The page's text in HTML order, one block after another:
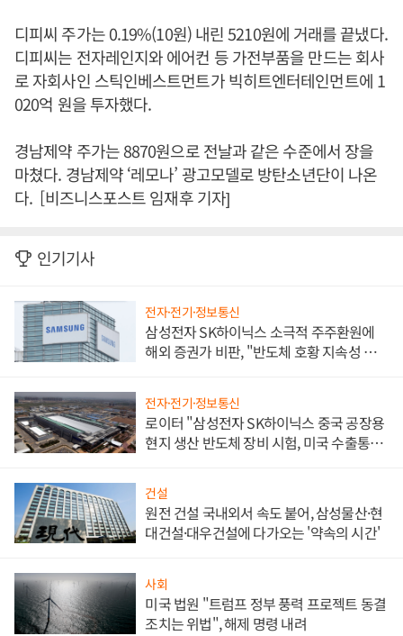
디피씨 주가는 0.19%(10원) 내린 5210원에 거래를 끝냈다.
디피씨는 전자레인지와 에어컨 등 가전부품을 만드는 회사
로 자회사인 스틱인베스트먼트가 빅히트엔터테인먼트에 1
020억 원을 투자했다.
경남제약 주가는 8870원으로 전날과 같은 수준에서 장을
마쳤다. 경남제약 ‘레모나’ 광고모델로 방탄소년단이 나온
다. [비즈니스포스트 임재후 기자]
인기기사
전자·전기·정보통신
삼성전자 SK하이닉스 소극적 주주환원에
해외 증권가 비판, "반도체 호황 지속성 의
전자·전기·정보통신
로이터 "삼성전자 SK하이닉스 중국 공장용
현지 생산 반도체 장비 시험, 미국 수출통제
건설
원전 건설 국내외서 속도 붙어, 삼성물산·현
대건설·대우건설에 다가오는 '약속의 시간'
사회
미국 법원 "트럼프 정부 풍력 프로젝트 동결
조치는 위법", 해제 명령 내려